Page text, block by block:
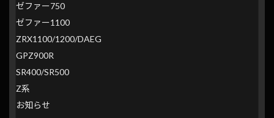
ゼファー750
ゼファー1100
ZRX1100/1200/DAEG
GPZ900R
SR400/SR500
Z系
お知らせ